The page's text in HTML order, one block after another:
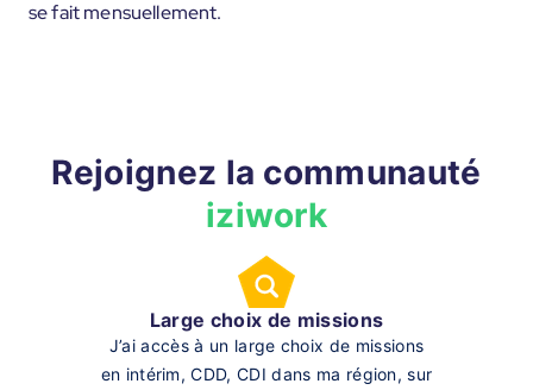
se fait mensuellement.
Rejoignez la communauté
iziwork
Large choix de missions
J’ai accès à un large choix de missions
en intérim, CDD, CDI dans ma région, sur